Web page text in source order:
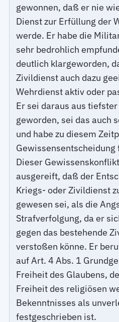
gewonnen, daß er nie
Dienst zur Erfüllung der
werde. Er habe die
sehr bedrohlich
deutlich klargeworden,
Zivildienst auch dazu
Wehrdienst aktiv oder
Er sei daraus aus
geworden, sei das auch
und habe zu diesem
Dieser
ausgereift, daß der
Kriegs- oder Zivildienst
gewesen sei, als die
Strafverfolgung, da er
gegen das bestehende
verstoßen könne. Er
auf Art. 4 Abs. 1
Freiheit des Glaubens,
Freiheit des religiösen
Bekenntnisses als
festgeschrieben ist.